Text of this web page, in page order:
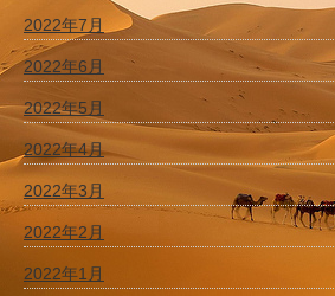
2022年7月
2022年6月
2022年5月
2022年4月
2022年3月
2022年2月
2022年1月